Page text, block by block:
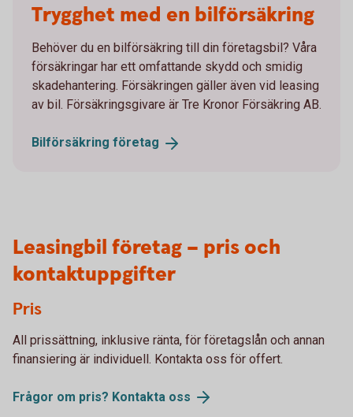
Trygghet med en bilförsäkring
Behöver du en bilförsäkring till din företagsbil? Våra
försäkringar har ett omfattande skydd och smidig
skadehantering. Försäkringen gäller även vid leasing
av bil. Försäkringsgivare är Tre Kronor Försäkring AB.
Bilförsäkring företag
Leasingbil företag – pris och
kontaktuppgifter
Pris
All prissättning, inklusive ränta, för företagslån och annan
finansiering är individuell. Kontakta oss för offert.
Frågor om pris? Kontakta oss